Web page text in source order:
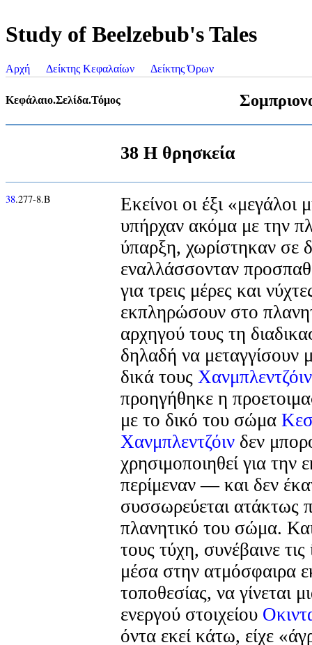
Study of Beelzebub's Tales
Αρχή Δείκτης Κεφαλαίων Δείκτης Όρων
Κεφάλαιο.Σελίδα.Τόμος
38 Η θρησκεία
38.277-8.Β
Εκείνοι οι έξι «μεγάλοι
υπήρχαν ακόμα με την
ύπαρξη, χωρίστηκαν σε
εναλλάσσονταν
για τρεις μέρες και
εκπληρώσουν στο
αρχηγού τους τη
δηλαδή να
δικά τους Χανμπλεντζόιν
προηγήθηκε η
με το δικό του σώμα
Χανμπλεντζόιν δεν
χρησιμοποιηθεί για
περίμεναν — και δεν
συσσωρεύεται ατάκτως
πλανητικό του σώμα.
τους τύχη, συνέβαινε τις
μέσα στην ατμόσφαιρα
τοποθεσίας, να γίνεται
ενεργού στοιχείου
όντα εκεί κάτω, είχε